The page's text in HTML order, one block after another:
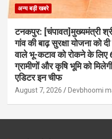
अन्य बड़ी खबरे
टनकपुर: [चंपावत]मुख्यमंत्री
गांव की बाढ़ सुरक्षा योजना को
वाले भू-कटाव को रोकने के
ग्रामीणों और कृषि भूमि को
एडिटर इन चीफ
August 7, 2026 Devbhoomi